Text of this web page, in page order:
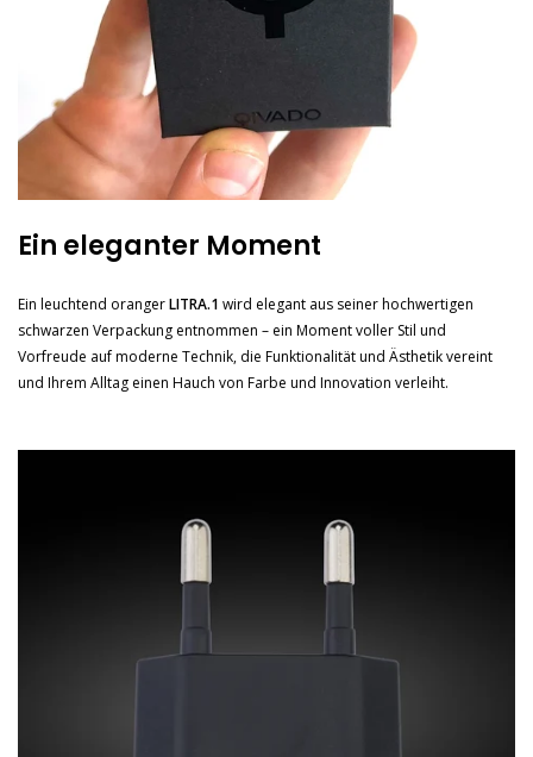
Ein eleganter Moment
Ein leuchtend orangerLITRA.1 wird elegant aus seiner hochwertigen
schwarzen Verpackung entnommen – ein Moment voller Stil und
Vorfreude auf moderne Technik, die Funktionalität und Ästhetik vereint
und Ihrem Alltag einen Hauch von Farbe und Innovation verleiht.